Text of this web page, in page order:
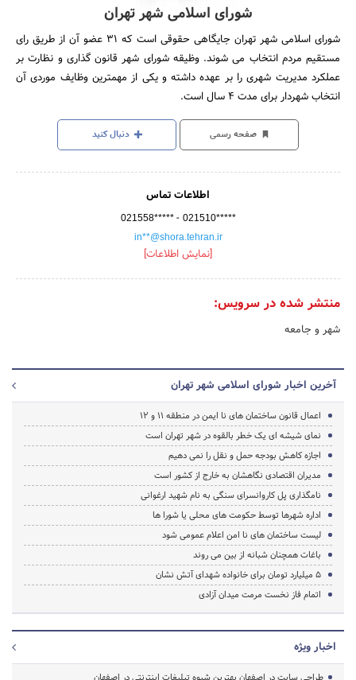
شورای اسلامی شهر تهران
شورای اسلامی شهر تهران جایگاهی حقوقی است که 31 عضو آن از طریق رای
مستقیم مردم انتخاب می شوند. وظیقه شورای شهر قانون گذاری و نظارت بر
عملکرد مدیریت شهری را بر عهده داشته و یکی از مهمترین وظایف موردی آن
انتخاب شهردار برای مدت 4 سال است.
صفحه رسمی دنبال کنید
اطلاعات تماس
021558***** - 021510*****
in**@shora.tehran.ir
[نمایش اطلاعات]
منتشر شده در سرویس:
شهر و جامعه
آخرین اخبار شورای اسلامی شهر تهران
اعمال قانون ساختمان های نا ایمن در منطقه 11 و 12
نمای شیشه ای یک خطر بالقوه در شهر تهران است
اجازه کاهش بودجه حمل و نقل را نمی دهیم
مدیران اقتصادی نگاهشان به خارج از کشور است
نامگذاری پل کاروانسرای سنگی به نام شهید ارغوانی
اداره شهرها توسط حکومت های محلی یا شورا ها
لیست ساختمان های نا امن اعلام عمومی شود
باغات همچنان شبانه از بین می روند
5 میلیارد تومان برای خانواده شهدای آتش نشان
اتمام فاز نخست مرمت میدان آزادی
اخبار ویژه